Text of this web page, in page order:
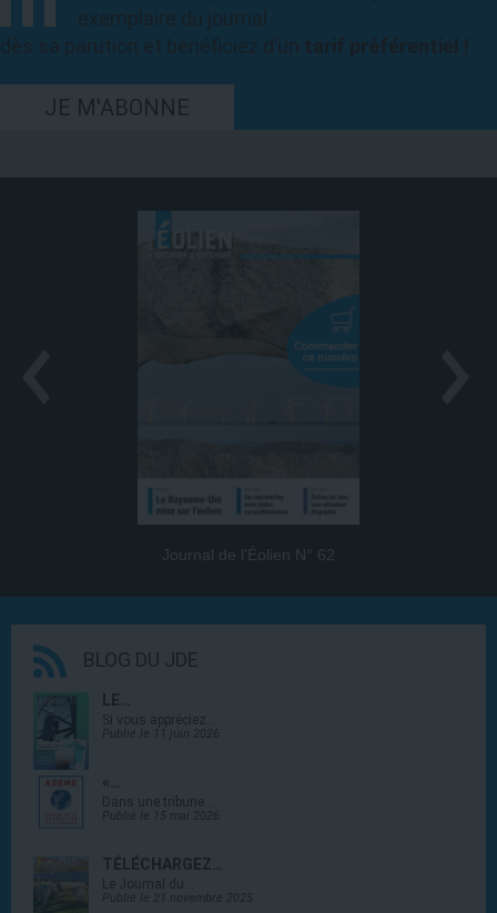
JE M'ABONNE
Journal de l’Éolien N° 62
BLOG DU JDE
LE…
Si vous appréciez…
Publié le 11 juin 2026
«…
Dans une tribune…
Publié le 15 mai 2026
TÉLÉCHARGEZ…
Le Journal du…
Publié le 21 novembre 2025